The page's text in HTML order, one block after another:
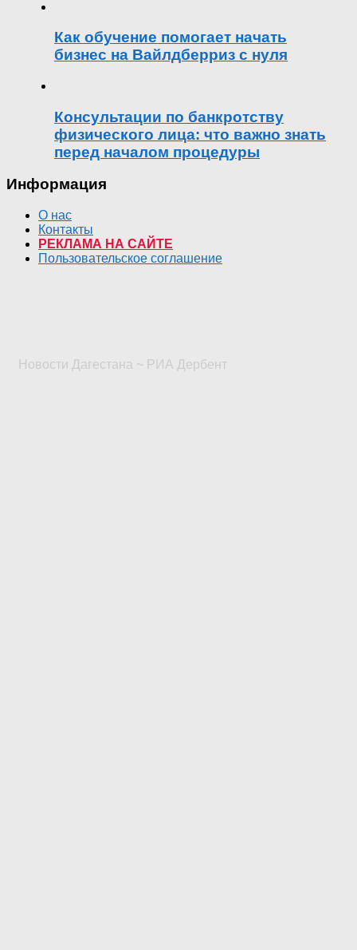
Как обучение помогает начать
бизнес на Вайлдберриз с нуля
Консультации по банкротству
физического лица: что важно знать
перед началом процедуры
Информация
О нас
Контакты
РЕКЛАМА НА САЙТЕ
Пользовательское соглашение
Новости Дагестана ~ РИА Дербент